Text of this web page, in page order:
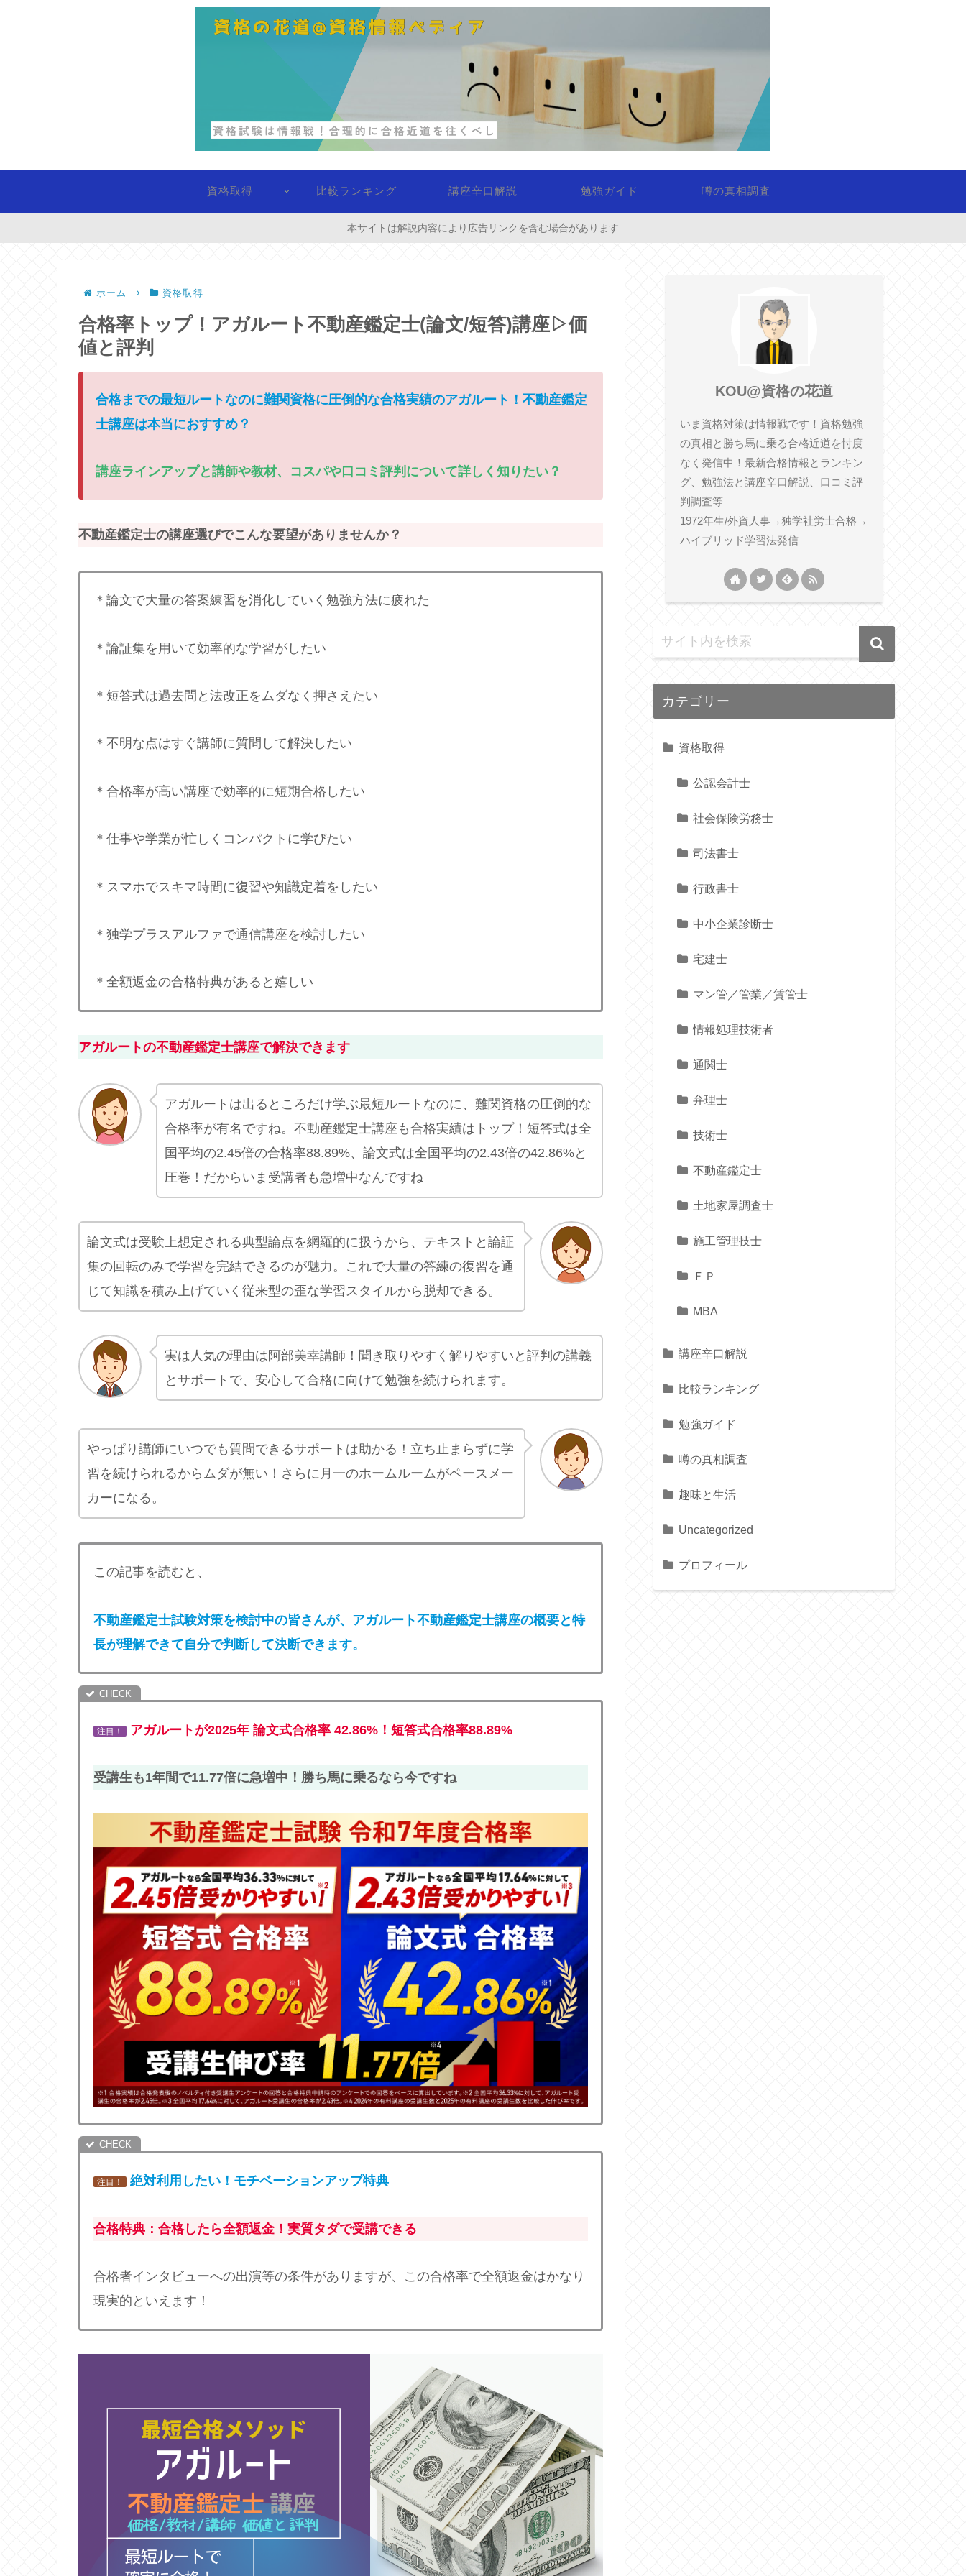
資格取得 比較ランキング 講座辛口解説 勉強ガイド 噂の真相調査
本サイトは解説内容により広告リンクを含む場合があります
ホーム 資格取得
合格率トップ！アガルート不動産鑑定士(論文/短答)講座▷価
値と評判
合格までの最短ルートなのに難関資格に圧倒的な合格実績のアガルート！不動産鑑定
士講座は本当におすすめ？
講座ラインアップと講師や教材、コスパや口コミ評判について詳しく知りたい？
不動産鑑定士の講座選びでこんな要望がありませんか？
＊論文で大量の答案練習を消化していく勉強方法に疲れた
＊論証集を用いて効率的な学習がしたい
＊短答式は過去問と法改正をムダなく押さえたい
＊不明な点はすぐ講師に質問して解決したい
＊合格率が高い講座で効率的に短期合格したい
＊仕事や学業が忙しくコンパクトに学びたい
＊スマホでスキマ時間に復習や知識定着をしたい
＊独学プラスアルファで通信講座を検討したい
＊全額返金の合格特典があると嬉しい
アガルートの不動産鑑定士講座で解決できます
アガルートは出るところだけ学ぶ最短ルートなのに、難関資格の圧倒的な
合格率が有名ですね。不動産鑑定士講座も合格実績はトップ！短答式は全
国平均の2.45倍の合格率88.89%、論文式は全国平均の2.43倍の42.86%と
圧巻！だからいま受講者も急増中なんですね
論文式は受験上想定される典型論点を網羅的に扱うから、テキストと論証
集の回転のみで学習を完結できるのが魅力。これで大量の答練の復習を通
じて知識を積み上げていく従来型の歪な学習スタイルから脱却できる。
実は人気の理由は阿部美幸講師！聞き取りやすく解りやすいと評判の講義
とサポートで、安心して合格に向けて勉強を続けられます。
やっぱり講師にいつでも質問できるサポートは助かる！立ち止まらずに学
習を続けられるからムダが無い！さらに月一のホームルームがペースメー
カーになる。
この記事を読むと、
不動産鑑定士試験対策を検討中の皆さんが、アガルート不動産鑑定士講座の概要と特
長が理解できて自分で判断して決断できます。
注目！ アガルートが2025年 論文式合格率 42.86% ！短答式合格率88.89%
受講生も1年間で11.77倍に急増中！勝ち馬に乗るなら今ですね
注目！ 絶対利用したい！モチベーションアップ特典
合格特典：合格したら全額返金！実質タダで受講できる
合格者インタビューへの出演等の条件がありますが、この合格率で全額返金はかなり
現実的といえます！
KOU@資格の花道
いま資格対策は情報戦です！資格勉強
の真相と勝ち馬に乗る合格近道を忖度
なく発信中！最新合格情報とランキン
グ、勉強法と講座辛口解説、口コミ評
判調査等
1972年生/外資人事→独学社労士合格→
ハイブリッド学習法発信
カテゴリー
資格取得
公認会計士
社会保険労務士
司法書士
行政書士
中小企業診断士
宅建士
マン管／管業／賃管士
情報処理技術者
通関士
弁理士
技術士
不動産鑑定士
土地家屋調査士
施工管理技士
ＦＰ
MBA
講座辛口解説
比較ランキング
勉強ガイド
噂の真相調査
趣味と生活
Uncategorized
プロフィール